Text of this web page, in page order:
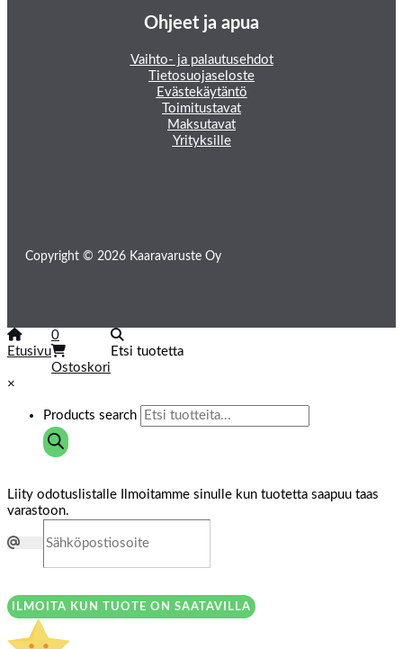
Ohjeet ja apua
Vaihto- ja palautusehdot
Tietosuojaseloste
Evästekäytäntö
Toimitustavat
Maksutavat
Yrityksille
Copyright © 2026 Kaaravaruste Oy
Etusivu
0
Ostoskori
Etsi tuotetta
×
Products search
Liity odotuslistalle
Ilmoitamme sinulle kun tuotetta saapuu taas
varastoon.
ILMOITA KUN TUOTE ON SAATAVILLA